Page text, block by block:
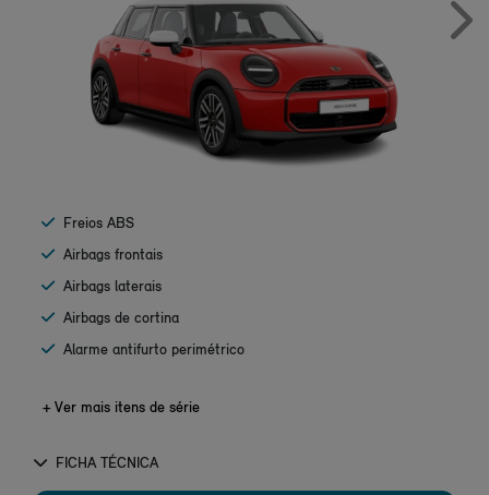
Freios ABS
Airbags frontais
Airbags laterais
Airbags de cortina
Alarme antifurto perimétrico
+ Ver mais itens de série
FICHA TÉCNICA
Next